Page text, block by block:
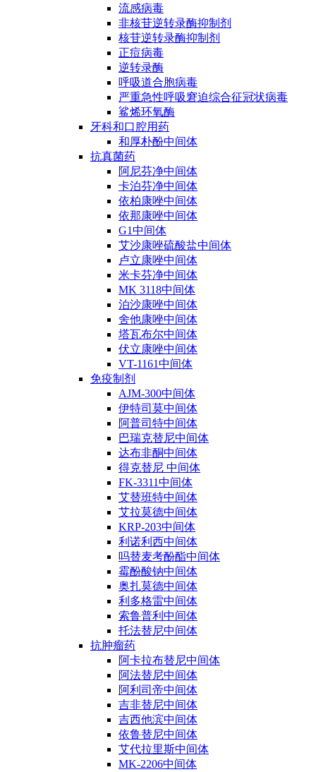
流感病毒
非核苷逆转录酶抑制剂
核苷逆转录酶抑制剂
正痘病毒
逆转录酶
呼吸道合胞病毒
严重急性呼吸窘迫综合征冠状病毒
鲨烯环氧酶
牙科和口腔用药
和厚朴酚中间体
抗真菌药
阿尼芬净中间体
卡泊芬净中间体
依柏康唑中间体
依那康唑中间体
G1中间体
艾沙康唑硫酸盐中间体
卢立康唑中间体
米卡芬净中间体
MK 3118中间体
泊沙康唑中间体
舍他康唑中间体
塔瓦布尔中间体
伏立康唑中间体
VT-1161中间体
免疫制剂
AJM-300中间体
伊特司莫中间体
阿普司特中间体
巴瑞克替尼中间体
达布非酮中间体
得克替尼 中间体
FK-3311中间体
艾替班特中间体
艾拉莫德中间体
KRP-203中间体
利诺利西中间体
吗替麦考酚酯中间体
霉酚酸钠中间体
奥扎莫德中间体
利多格雷中间体
索鲁普利中间体
托法替尼中间体
抗肿瘤药
阿卡拉布替尼中间体
阿法替尼中间体
阿利司帝中间体
吉非替尼中间体
吉西他滨中间体
依鲁替尼中间体
艾代拉里斯中间体
MK-2206中间体